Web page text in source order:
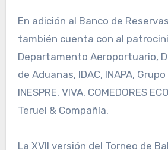
En adición al Banco de
también cuenta con al
Departamento Aeroportuario,
de Aduanas, IDAC, INAPA,
INESPRE, VIVA, COMEDORES
Teruel & Compañía.
La XVII versión del Torneo de